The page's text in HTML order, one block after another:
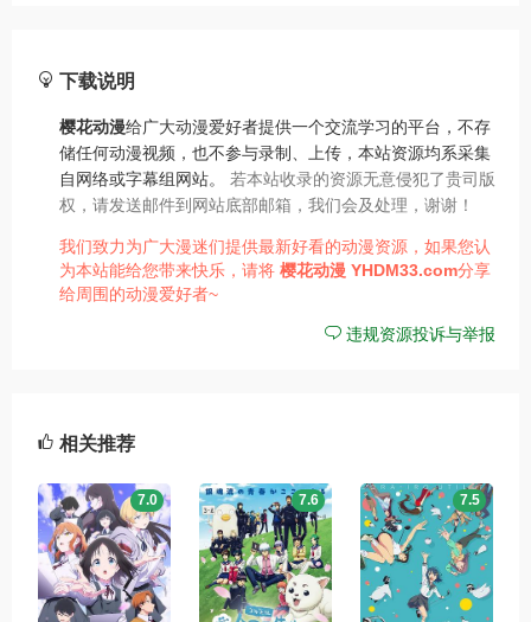
下载说明
樱花动漫给广大动漫爱好者提供一个交流学习的平台，不存
储任何动漫视频，也不参与录制、上传，本站资源均系采集
自网络或字幕组网站。 若本站收录的资源无意侵犯了贵司版
权，请发送邮件到网站底部邮箱，我们会及处理，谢谢！
我们致力为广大漫迷们提供最新好看的动漫资源，如果您认
为本站能给您带来快乐，请将 樱花动漫 YHDM33.com分享
给周围的动漫爱好者~
违规资源投诉与举报
相关推荐
7.0 7.6 7.5